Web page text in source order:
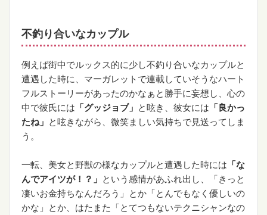
不釣り合いなカップル
例えば街中でルックス的に少し不釣り合いなカップルと
遭遇した時に、マーガレットで連載していそうなハート
フルストーリーがあったのかなぁと勝手に妄想し、心の
中で彼氏には 「グッジョブ」 と呟き、彼女には 「良かっ
たね」 と呟きながら、微笑ましい気持ちで見送ってしま
う。
一転、美女と野獣の様なカップルと遭遇した時には 「な
んでアイツが！？」 という感情があふれ出し、「きっと
凄いお金持ちなんだろう」とか「とんでもなく優しいの
かな」とか、はたまた「とてつもないテクニシャンなの